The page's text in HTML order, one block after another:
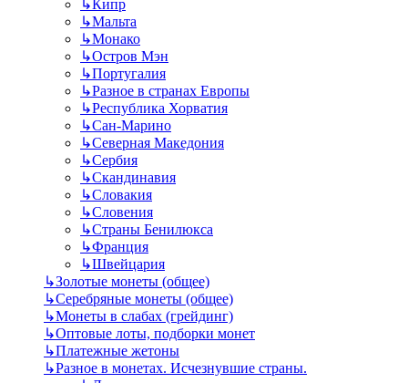
↳Кипр
↳Мальта
↳Монако
↳Остров Мэн
↳Португалия
↳Разное в странах Европы
↳Республика Хорватия
↳Сан-Марино
↳Северная Македония
↳Сербия
↳Скандинавия
↳Словакия
↳Словения
↳Страны Бенилюкса
↳Франция
↳Швейцария
↳Золотые монеты (общее)
↳Серебряные монеты (общее)
↳Монеты в слабах (грейдинг)
↳Оптовые лоты, подборки монет
↳Платежные жетоны
↳Разное в монетах. Исчезнувшие страны.